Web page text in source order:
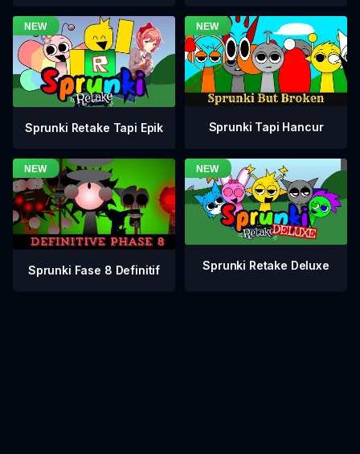
Sprunki Retake Tapi Epik Sprunki Tapi Hancur
Sprunki Fase 8 Definitif Sprunki Retake Deluxe